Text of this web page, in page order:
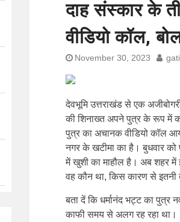
दाह संस्कार के
वीडियो कॉल,
November 30, 2023
देवभूमि उत्तराखंड से एक
की शिनाख्त अपने पुत्र के रूप में
पुत्र का अचानक वीडियो कॉल
नगर के खटीमा का है। बुधवार
में खुशी का माहौल है। अब शहर में
वह कौन था, किस कारण से इतनी
बता दें कि धर्मानंद भट्ट का पुत्र
काफी समय से अलग रह रहा था।